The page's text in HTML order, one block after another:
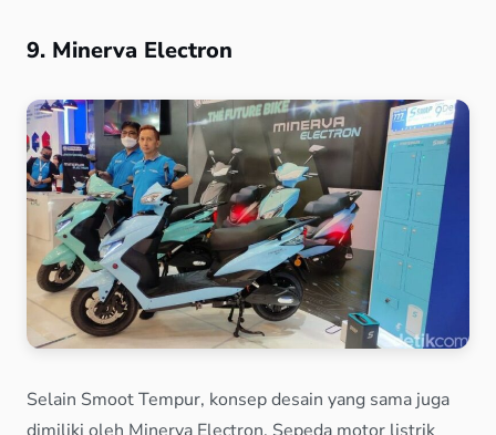
9. Minerva Electron
Selain Smoot Tempur, konsep desain yang sama juga